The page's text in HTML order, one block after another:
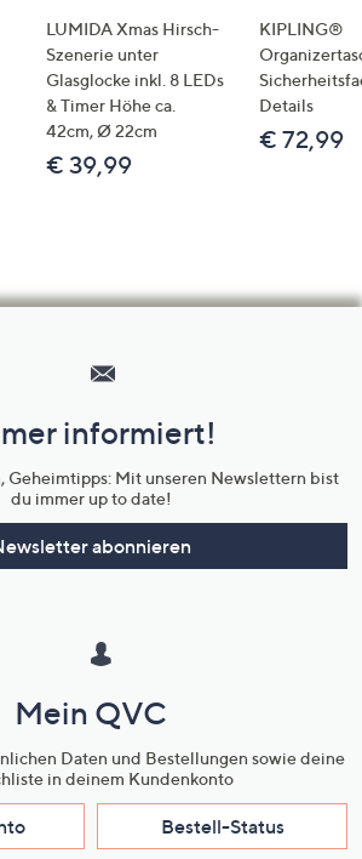
LUMIDA Xmas Hirsch-
Szenerie unter
Glasglocke inkl. 8 LEDs
& Timer Höhe ca.
42cm, Ø 22cm
€ 39,99
KIPLING®
Details
€ 72,99
informiert!
Geheimtipps: Mit unseren Newslettern bist
du immer up to date!
abonnieren
Mein QVC
Daten und Bestellungen sowie deine
in deinem Kundenkonto
Bestell-Status